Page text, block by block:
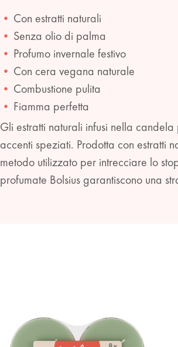
Con estratti naturali
Senza olio di palma
Profumo invernale festivo
Con cera vegana naturale
Combustione pulita
Fiamma perfetta
Gli estratti naturali infusi nella
accenti speziati. Prodotta con estratti
metodo utilizzato per intrecciare lo
profumate Bolsius garantiscono una